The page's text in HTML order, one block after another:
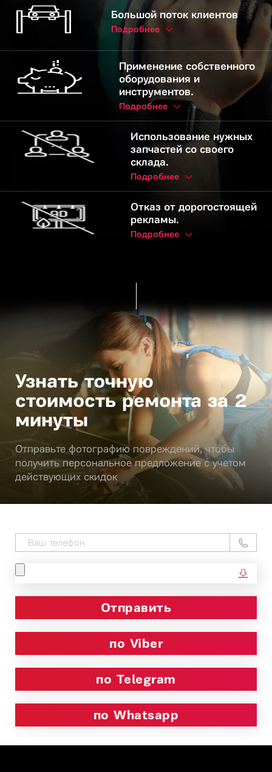
Большой поток клиентов
Подробнее
Применение собственного
оборудования и
инструментов.
Подробнее
Использование нужных
запчастей со своего
склада.
Подробнее
Отказ от дорогостоящей
рекламы.
Подробнее
Узнать точную
стоимость ремонта за 2
минуты
Отправьте фотографию повреждений, чтобы
получить персональное предложение с учетом
действующих скидок
по Viber
по Telegram
по Whatsapp